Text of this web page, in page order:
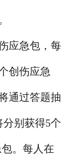
应急包，每
创伤应急
通过答题抽
别获得5个
。每人在